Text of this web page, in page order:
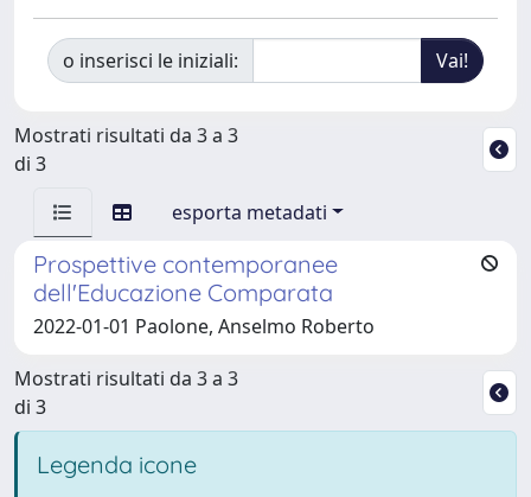
o inserisci le iniziali:
Mostrati risultati da 3 a 3
di 3
esporta metadati
Prospettive contemporanee
dell'Educazione Comparata
2022-01-01 Paolone, Anselmo Roberto
Mostrati risultati da 3 a 3
di 3
Legenda icone